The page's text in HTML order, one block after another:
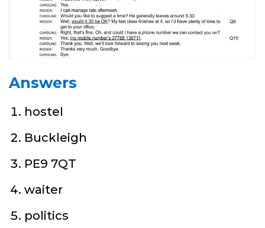
Answers
hostel
Buckleigh
PE9 7QT
waiter
politics